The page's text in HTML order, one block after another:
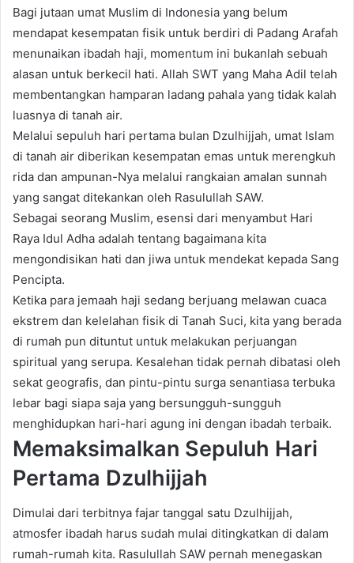
Bagi jutaan umat Muslim di Indonesia yang belum
mendapat kesempatan fisik untuk berdiri di Padang Arafah
menunaikan ibadah haji, momentum ini bukanlah sebuah
alasan untuk berkecil hati. Allah SWT yang Maha Adil telah
membentangkan hamparan ladang pahala yang tidak kalah
luasnya di tanah air.
Melalui sepuluh hari pertama bulan Dzulhijjah, umat Islam
di tanah air diberikan kesempatan emas untuk merengkuh
rida dan ampunan-Nya melalui rangkaian amalan sunnah
yang sangat ditekankan oleh Rasulullah SAW.
Sebagai seorang Muslim, esensi dari menyambut Hari
Raya Idul Adha adalah tentang bagaimana kita
mengondisikan hati dan jiwa untuk mendekat kepada Sang
Pencipta.
Ketika para jemaah haji sedang berjuang melawan cuaca
ekstrem dan kelelahan fisik di Tanah Suci, kita yang berada
di rumah pun dituntut untuk melakukan perjuangan
spiritual yang serupa. Kesalehan tidak pernah dibatasi oleh
sekat geografis, dan pintu-pintu surga senantiasa terbuka
lebar bagi siapa saja yang bersungguh-sungguh
menghidupkan hari-hari agung ini dengan ibadah terbaik.
Memaksimalkan Sepuluh Hari
Pertama Dzulhijjah
Dimulai dari terbitnya fajar tanggal satu Dzulhijjah,
atmosfer ibadah harus sudah mulai ditingkatkan di dalam
rumah-rumah kita. Rasulullah SAW pernah menegaskan